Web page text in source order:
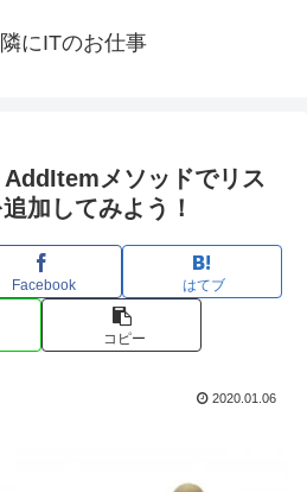
にITのお仕事
AddItemメソッドでリス
加してみよう！
Facebook はてブ
コピー
2020.01.06